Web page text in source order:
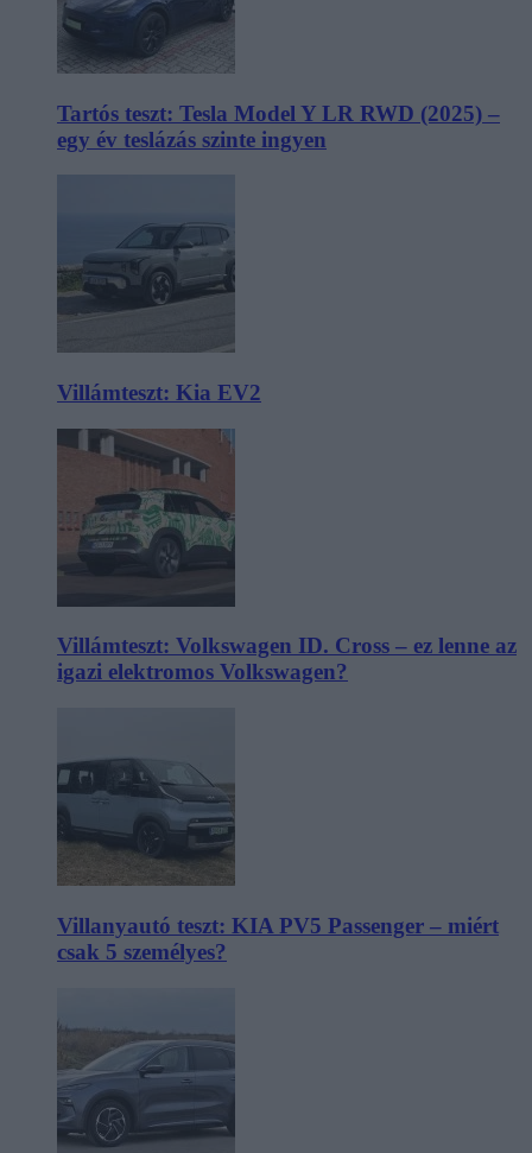
Tartós teszt: Tesla Model Y LR RWD (2025) –
egy év teslázás szinte ingyen
Villámteszt: Kia EV2
Villámteszt: Volkswagen ID. Cross – ez lenne az
igazi elektromos Volkswagen?
Villanyautó teszt: KIA PV5 Passenger – miért
csak 5 személyes?